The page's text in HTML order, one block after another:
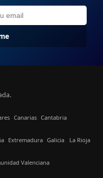
Canarias Cantabria
Extremadura Galicia La Rioja
Valenciana